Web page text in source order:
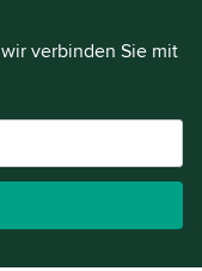
verbinden Sie mit